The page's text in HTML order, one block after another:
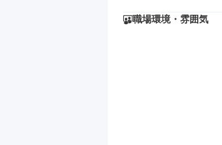
職場環境・雰囲気